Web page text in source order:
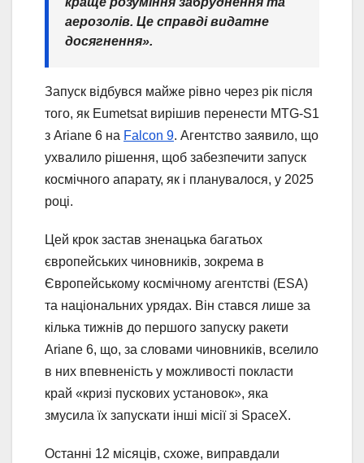
аерозолів. Це справді видатне
досягнення».
Запуск відбувся майже рівно через рік після
того, як Eumetsat вирішив перенести MTG-S1
з Ariane 6 на Falcon 9. Агентство заявило, що
ухвалило рішення, щоб забезпечити запуск
космічного апарату, як і планувалося, у 2025
році.
Цей крок застав зненацька багатьох
європейських чиновників, зокрема в
Європейському космічному агентстві (ESA)
та національних урядах. Він стався лише за
кілька тижнів до першого запуску ракети
Ariane 6, що, за словами чиновників, вселило
в них впевненість у можливості покласти
край «кризі пускових установок», яка
змусила їх запускати інші місії зі SpaceX.
Останні 12 місяців, схоже, виправдали